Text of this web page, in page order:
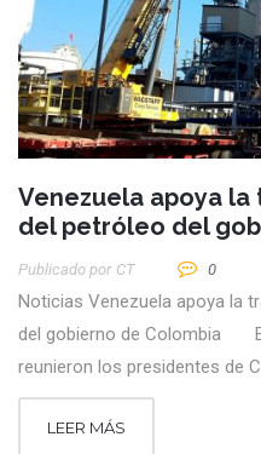
Venezuela apoya
del petróleo del
Publicado por CT 0
Noticias Venezuela apoya la
del gobierno de Colombia
reunieron los presidentes de
LEER MÁS